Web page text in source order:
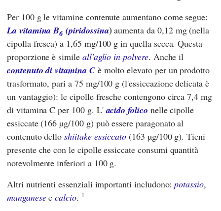
Per 100 g le vitamine contenute aumentano come segue:
La vitamina B6 (piridossina) aumenta da 0,12 mg (nella
cipolla fresca) a 1,65 mg/100 g in quella secca. Questa
proporzione è simile all'aglio in polvere. Anche il
contenuto di vitamina Cè molto elevato per un prodotto
trasformato, pari a 75 mg/100 g (l'essiccazione delicata è
un vantaggio): le cipolle fresche contengono circa 7,4 mg
di vitamina C per 100 g. L'acido folico nelle cipolle
essiccate (166 µg/100 g) può essere paragonato al
contenuto delloshiitake essiccato (163 µg/100 g). Tieni
presente che con le cipolle essiccate consumi quantità
notevolmente inferiori a 100 g.
Altri nutrienti essenziali importanti includono:potassio,
manganeseecalcio. 1